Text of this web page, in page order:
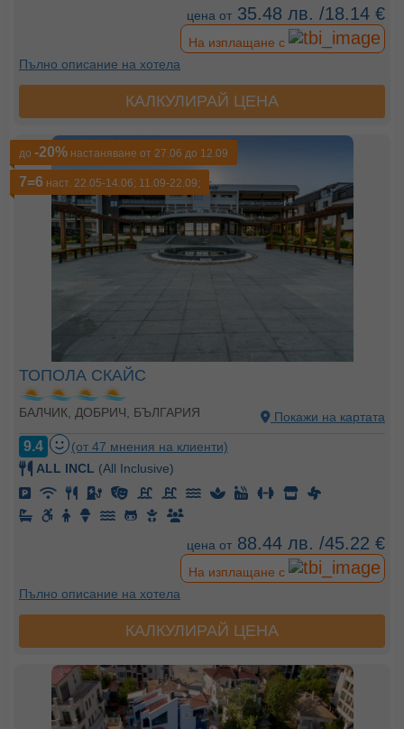
цена от 35.48 лв. /18.14 €
На изплащане с
Пълно описание на хотела
КАЛКУЛИРАЙ ЦЕНА
до -20% настаняване от 27.06 до 12.09
7=6 наст. 22.05-14.06; 11.09-22.09;
ТОПОЛА СКАЙС
БАЛЧИК, ДОБРИЧ, БЪЛГАРИЯ Покажи на картата
9.4
(от 47 мнения на клиенти)
ALL INCL (All Inclusive)
цена от 88.44 лв. /45.22 €
На изплащане с
Пълно описание на хотела
КАЛКУЛИРАЙ ЦЕНА